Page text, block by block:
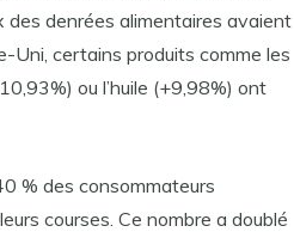
des denrées alimentaires avaient
Uni, certains produits comme les
ou l’huile (+9,98%) ont
% des consommateurs
courses. Ce nombre a doublé